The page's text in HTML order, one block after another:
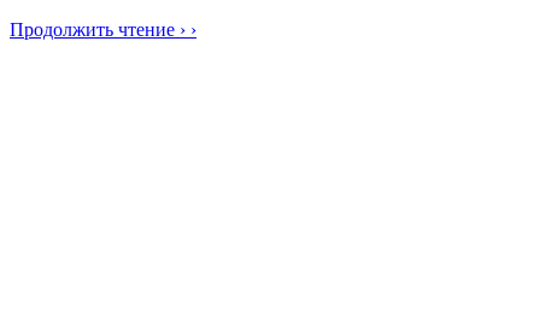
Продолжить чтение › ›